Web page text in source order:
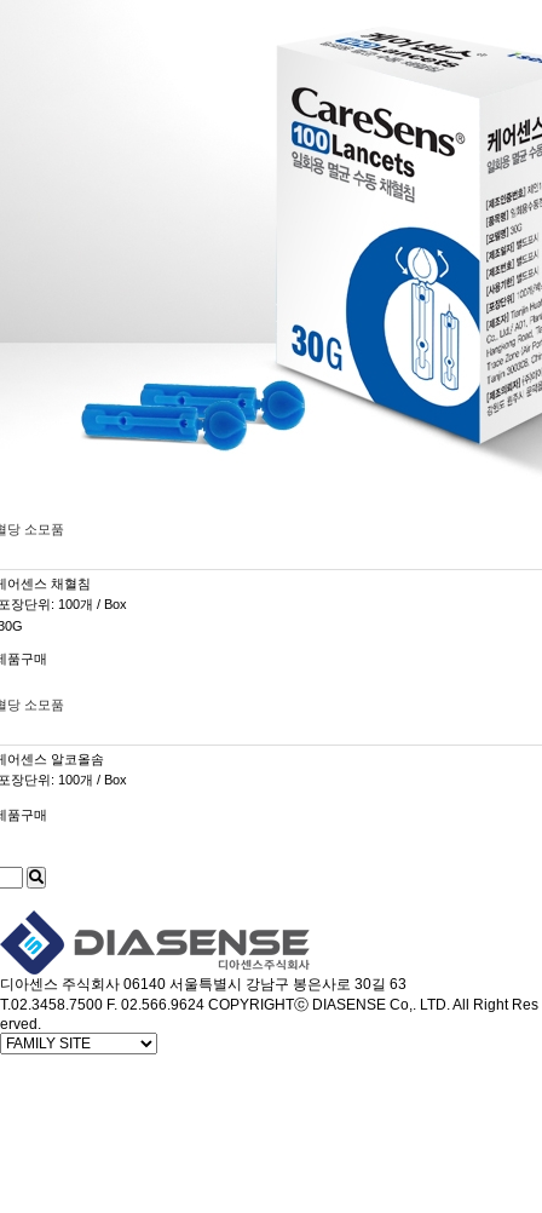
당 소모품
어센스 채혈침
장단위: 100개 / Box
품구매
당 소모품
어센스 알코올솜
장단위: 100개 / Box
품구매
디아센스 주식회사 06140 서울특별시 강남구 봉은사로 30길 63
T.02.3458.7500 F. 02.566.9624 COPYRIGHTⓒ DIASENSE Co,. LTD. All Right Res
erved.